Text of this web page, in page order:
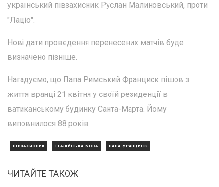
український півзахисник Руслан Малиновський, проти
"Лаціо".
Нові дати проведення перенесених матчів буде
визначено пізніше.
Нагадуємо, що Папа Римський Франциск пішов з
життя вранці 21 квітня у своїй резиденції в
ватиканському будинку Санта-Марта. Йому
виповнилося 88 років.
ПІВЗАХИСНИК ІТАЛІЙСЬКА МОВА ПАПА ФРАНЦИСК
ЧИТАЙТЕ ТАКОЖ